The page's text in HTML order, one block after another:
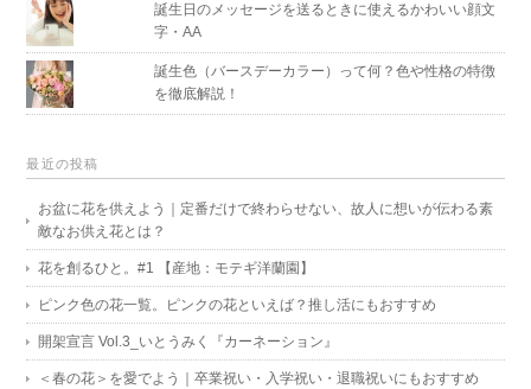
誕生日のメッセージを送るときに使えるかわいい顔文
字・AA
誕生色（バースデーカラー）って何？色や性格の特徴
を徹底解説！
最近の投稿
お盆に花を供えよう｜定番だけで終わらせない、故人に想いが伝わる素
敵なお供え花とは？
花を創るひと。#1 【産地：モテギ洋蘭園】
ピンク色の花一覧。ピンクの花といえば？推し活にもおすすめ
開架宣言 Vol.3_いとうみく『カーネーション』
＜春の花＞を愛でよう｜卒業祝い・入学祝い・退職祝いにもおすすめ